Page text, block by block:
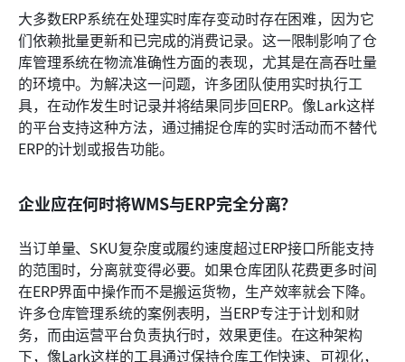
大多数ERP系统在处理实时库存变动时存在困难，因为它
们依赖批量更新和已完成的消费记录。这一限制影响了仓
库管理系统在物流准确性方面的表现，尤其是在高吞吐量
的环境中。为解决这一问题，许多团队使用实时执行工
具，在动作发生时记录并将结果同步回ERP。像Lark这样
的平台支持这种方法，通过捕捉仓库的实时活动而不替代
ERP的计划或报告功能。
企业应在何时将WMS与ERP完全分离？
当订单量、SKU复杂度或履约速度超过ERP接口所能支持
的范围时，分离就变得必要。如果仓库团队花费更多时间
在ERP界面中操作而不是搬运货物，生产效率就会下降。
许多仓库管理系统的案例表明，当ERP专注于计划和财
务，而由运营平台负责执行时，效果更佳。在这种架构
下，像Lark这样的工具通过保持仓库工作快速、可视化，